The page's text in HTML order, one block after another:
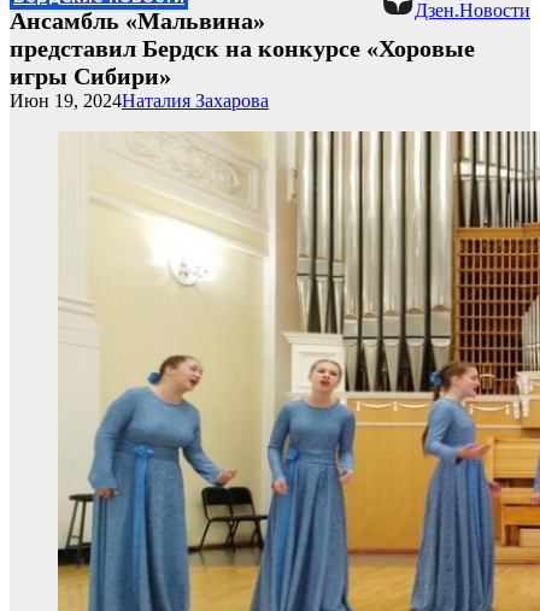
Дзен.Новости
Ансамбль «Мальвина»
представил Бердск на конкурсе «Хоровые
игры Сибири»
Наталия Захарова
Июн 19, 2024